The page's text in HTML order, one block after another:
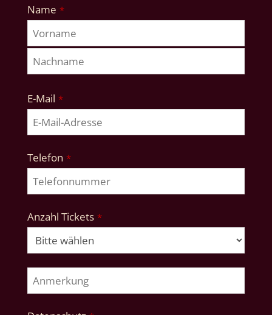
Name *
E-Mail *
Telefon *
Anzahl Tickets *